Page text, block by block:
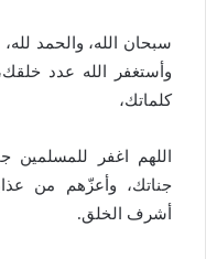
سبحان الله، والحمد لله،
وأستغفر الله عدد
كلماتك،
اللهم اغفر للمسلمين
جناتك، وأعزّهم من
أشرف الخلق.